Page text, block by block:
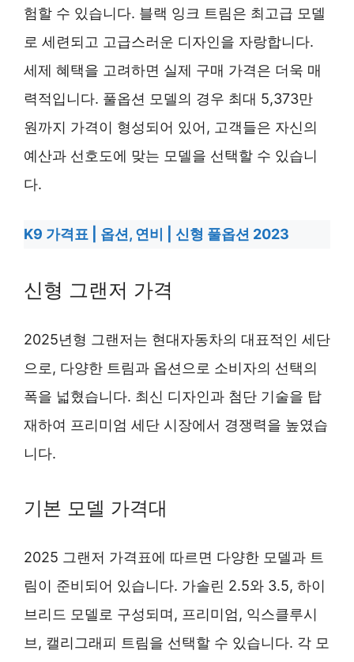
험할 수 있습니다. 블랙 잉크 트림은 최고급 모델
로 세련되고 고급스러운 디자인을 자랑합니다.
세제 혜택을 고려하면 실제 구매 가격은 더욱 매
력적입니다. 풀옵션 모델의 경우 최대 5,373만
원까지 가격이 형성되어 있어, 고객들은 자신의
예산과 선호도에 맞는 모델을 선택할 수 있습니
다.
K9 가격표 | 옵션, 연비 | 신형 풀옵션 2023
신형 그랜저 가격
2025년형 그랜저는 현대자동차의 대표적인 세단
으로, 다양한 트림과 옵션으로 소비자의 선택의
폭을 넓혔습니다. 최신 디자인과 첨단 기술을 탑
재하여 프리미엄 세단 시장에서 경쟁력을 높였습
니다.
기본 모델 가격대
2025 그랜저 가격표에 따르면 다양한 모델과 트
림이 준비되어 있습니다. 가솔린 2.5와 3.5, 하이
브리드 모델로 구성되며, 프리미엄, 익스클루시
브, 캘리그래피 트림을 선택할 수 있습니다. 각 모